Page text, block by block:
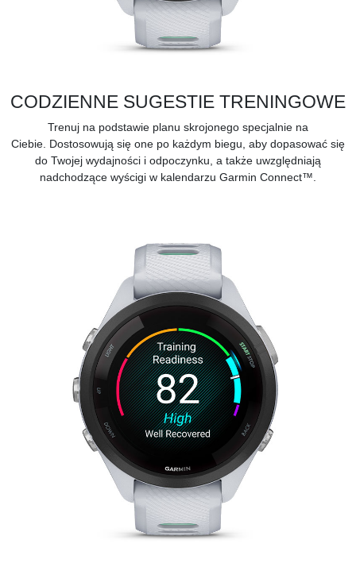
CODZIENNE SUGESTIE TRENINGOWE
Trenuj na podstawie planu skrojonego specjalnie na
Ciebie. Dostosowują się one po każdym biegu, aby dopasować się
do Twojej wydajności i odpoczynku, a także uwzględniają
nadchodzące wyścigi w kalendarzu Garmin Connect™.